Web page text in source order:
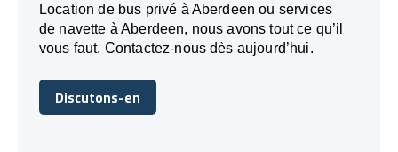
Location de bus privé à Aberdeen ou services
de navette à Aberdeen, nous avons tout ce qu’il
vous faut. Contactez-nous dès aujourd’hui.
Discutons-en
Discutons-en